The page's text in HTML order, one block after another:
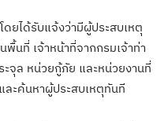
ดยได้รับแจ้งว่ามีผู้ประสบเหตุ
พื้นที่ เจ้าหน้าที่จากกรมเจ้าท่า
จุล หน่วยกู้ภัย และหน่วยงานที่
ละค้นหาผู้ประสบเหตุทันที